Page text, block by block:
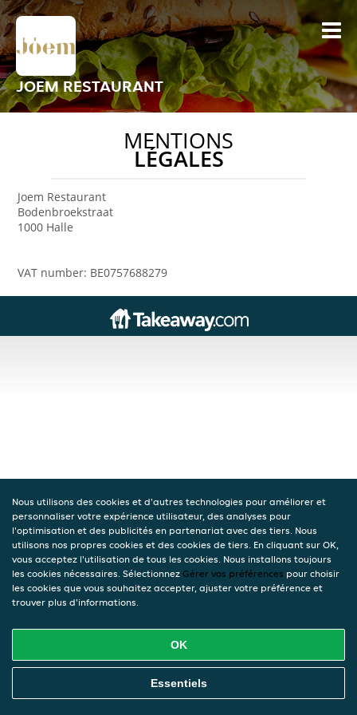
JOEM RESTAURANT
MENTIONS
LÉGALES
Joem Restaurant
Bodenbroekstraat
1000 Halle
VAT number: BE0757688279
Nous utilisons des cookies et d'autres technologies pour améliorer et
personnaliser votre expérience utilisateur, des analyses pour
l'optimisation et des publicités en partenariat avec des tiers. Nous
utilisons nos propres cookies et des cookies de tiers. En cliquant sur OK,
vous acceptez l'utilisation de tous les cookies. Nous installons toujours
les cookies nécessaires. Sélectionnez Gérer vos préférences pour choisir
les cookies que vous souhaitez accepter, ajuster votre préférence et
trouver plus d'informations.
OK
Essentiels